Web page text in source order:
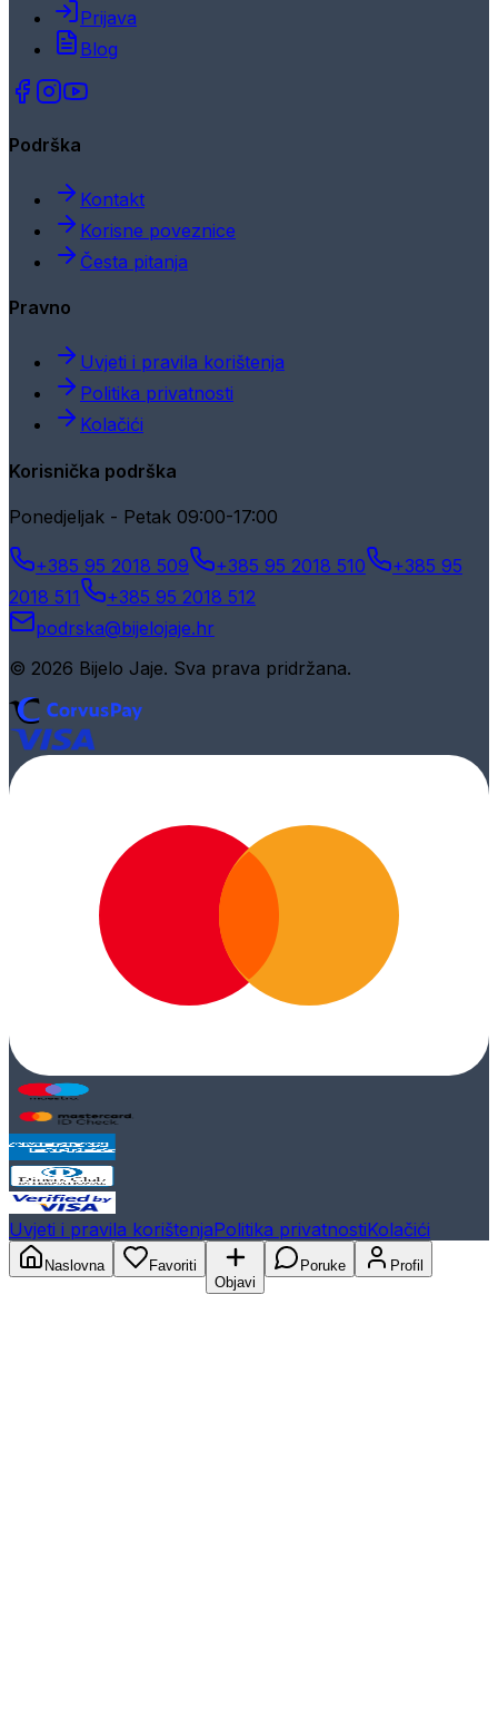
Prijava
Blog
Podrška
Kontakt
Korisne poveznice
Česta pitanja
Pravno
Uvjeti i pravila korištenja
Politika privatnosti
Kolačići
Korisnička podrška
Ponedjeljak - Petak 09:00-17:00
+385 95 2018 509 +385 95 2018 510
+385 95
2018 511
+385 95 2018 512
podrska@bijelojaje.hr
© 2026 Bijelo Jaje. Sva prava pridržana.
Uvjeti i pravila korištenjaPolitika privatnostiKolačići
Naslovna
Favoriti
Objavi
Poruke Profil